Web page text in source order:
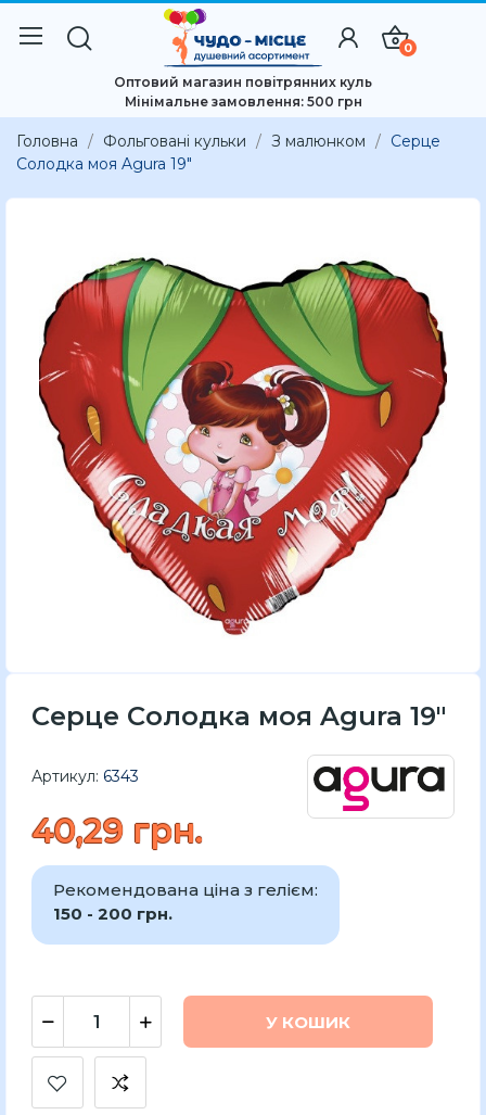
0
Оптовий магазин повітрянних куль
Мінімальне замовлення: 500 грн
Головна Фольговані кульки З малюнком
Серце
Солодка моя Agura 19″
Серце Солодка моя Agura 19″
Артикул: 6343
40,29 грн.
Рекомендована ціна з гелієм:
150 - 200 грн.
У КОШИК